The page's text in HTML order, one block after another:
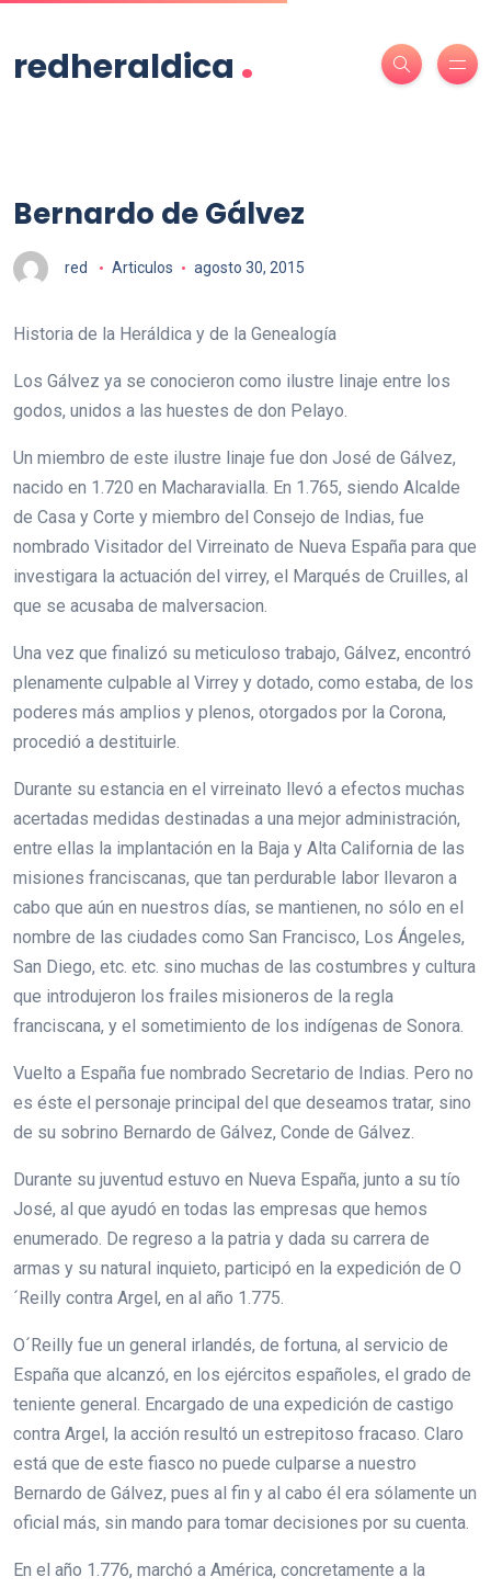
redheraldica .
Bernardo de Gálvez
red Articulos agosto 30, 2015
Historia de la Heráldica y de la Genealogía
Los Gálvez ya se conocieron como ilustre linaje entre los
godos, unidos a las huestes de don Pelayo.
Un miembro de este ilustre linaje fue don José de Gálvez,
nacido en 1.720 en Macharavialla. En 1.765, siendo Alcalde
de Casa y Corte y miembro del Consejo de Indias, fue
nombrado Visitador del Virreinato de Nueva España para que
investigara la actuación del virrey, el Marqués de Cruilles, al
que se acusaba de malversacion.
Una vez que finalizó su meticuloso trabajo, Gálvez, encontró
plenamente culpable al Virrey y dotado, como estaba, de los
poderes más amplios y plenos, otorgados por la Corona,
procedió a destituirle.
Durante su estancia en el virreinato llevó a efectos muchas
acertadas medidas destinadas a una mejor administración,
entre ellas la implantación en la Baja y Alta California de las
misiones franciscanas, que tan perdurable labor llevaron a
cabo que aún en nuestros días, se mantienen, no sólo en el
nombre de las ciudades como San Francisco, Los Ángeles,
San Diego, etc. etc. sino muchas de las costumbres y cultura
que introdujeron los frailes misioneros de la regla
franciscana, y el sometimiento de los indígenas de Sonora.
Vuelto a España fue nombrado Secretario de Indias. Pero no
es éste el personaje principal del que deseamos tratar, sino
de su sobrino Bernardo de Gálvez, Conde de Gálvez.
Durante su juventud estuvo en Nueva España, junto a su tío
José, al que ayudó en todas las empresas que hemos
enumerado. De regreso a la patria y dada su carrera de
armas y su natural inquieto, participó en la expedición de O
´Reilly contra Argel, en al año 1.775.
O´Reilly fue un general irlandés, de fortuna, al servicio de
España que alcanzó, en los ejércitos españoles, el grado de
teniente general. Encargado de una expedición de castigo
contra Argel, la acción resultó un estrepitoso fracaso. Claro
está que de este fiasco no puede culparse a nuestro
Bernardo de Gálvez, pues al fin y al cabo él era sólamente un
oficial más, sin mando para tomar decisiones por su cuenta.
En el año 1.776, marchó a América, concretamente a la